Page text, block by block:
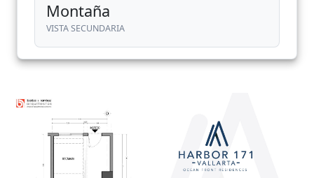
Montaña
VISTA SECUNDARIA